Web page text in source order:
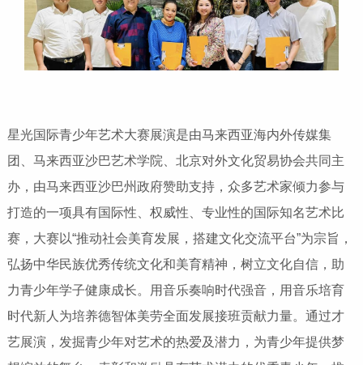
星光国际青少年艺术大赛展演是由马来西亚海内外传媒集
团、马来西亚沙巴艺术学院、北京对外文化贸易协会共同主
办，由马来西亚沙巴州政府赞助支持，众多艺术家倾力参与
打造的一项具有国际性、权威性、专业性的国际知名艺术比
赛，大赛以“推动社会美育发展，搭建文化交流平台”为宗旨，
弘扬中华民族优秀传统文化和美育精神，树立文化自信，助
力青少年学子健康成长。用音乐奏响时代强音，用音乐培育
时代新人为培养德智体美劳全面发展接班贡献力量。通过才
艺展演，发掘青少年对艺术的热爱及潜力，为青少年提供梦